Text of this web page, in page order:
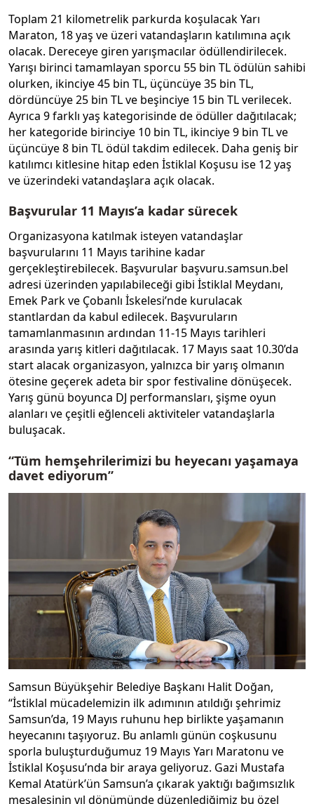
Toplam 21 kilometrelik parkurda koşulacak Yarı
Maraton, 18 yaş ve üzeri vatandaşların katılımına açık
olacak. Dereceye giren yarışmacılar ödüllendirilecek.
Yarışı birinci tamamlayan sporcu 55 bin TL ödülün sahibi
olurken, ikinciye 45 bin TL, üçüncüye 35 bin TL,
dördüncüye 25 bin TL ve beşinciye 15 bin TL verilecek.
Ayrıca 9 farklı yaş kategorisinde de ödüller dağıtılacak;
her kategoride birinciye 10 bin TL, ikinciye 9 bin TL ve
üçüncüye 8 bin TL ödül takdim edilecek. Daha geniş bir
katılımcı kitlesine hitap eden İstiklal Koşusu ise 12 yaş
ve üzerindeki vatandaşlara açık olacak.
Başvurular 11 Mayıs’a kadar sürecek
Organizasyona katılmak isteyen vatandaşlar
başvurularını 11 Mayıs tarihine kadar
gerçekleştirebilecek. Başvurular başvuru.samsun.bel
adresi üzerinden yapılabileceği gibi İstiklal Meydanı,
Emek Park ve Çobanlı İskelesi’nde kurulacak
stantlardan da kabul edilecek. Başvuruların
tamamlanmasının ardından 11-15 Mayıs tarihleri
arasında yarış kitleri dağıtılacak. 17 Mayıs saat 10.30’da
start alacak organizasyon, yalnızca bir yarış olmanın
ötesine geçerek adeta bir spor festivaline dönüşecek.
Yarış günü boyunca DJ performansları, şişme oyun
alanları ve çeşitli eğlenceli aktiviteler vatandaşlarla
buluşacak.
“Tüm hemşehrilerimizi bu heyecanı yaşamaya
davet ediyorum”
Samsun Büyükşehir Belediye Başkanı Halit Doğan,
“İstiklal mücadelemizin ilk adımının atıldığı şehrimiz
Samsun’da, 19 Mayıs ruhunu hep birlikte yaşamanın
heyecanını taşıyoruz. Bu anlamlı günün coşkusunu
sporla buluşturduğumuz 19 Mayıs Yarı Maratonu ve
İstiklal Koşusu’nda bir araya geliyoruz. Gazi Mustafa
Kemal Atatürk’ün Samsun’a çıkarak yaktığı bağımsızlık
meşalesinin yıl dönümünde düzenlediğimiz bu özel